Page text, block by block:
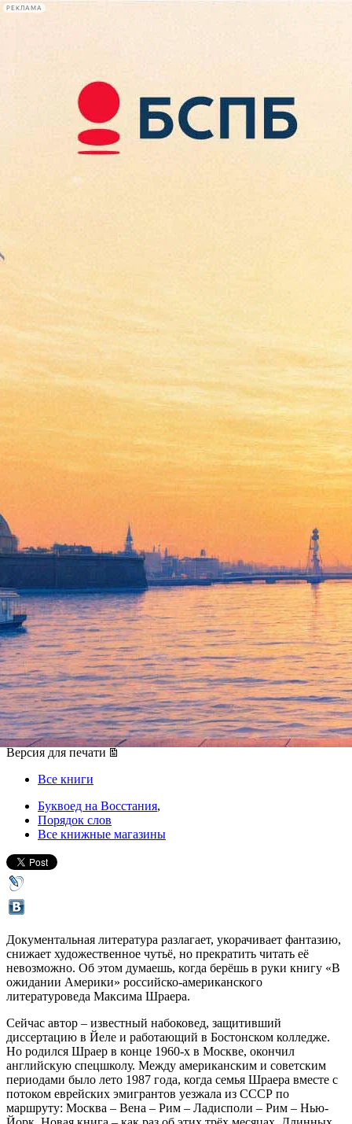
РЕКЛАМА
Сегодня:
2026.08.07
10:39
Афиша Plus
Петербуржцам расскажут,
как евреи эмигрировали из
СССР
25 июня 2016, суббота-01 июля 2016, пятница
Версия для печати
Все книги
Буквоед на Восстания,
Порядок слов
Все книжные магазины
Документальная литература разлагает, укорачивает фантазию,
снижает художественное чутьё, но прекратить читать её
невозможно. Об этом думаешь, когда берёшь в руки книгу «В
ожидании Америки» российско-американского
литературоведа Максима Шраера.
Сейчас автор – известный набоковед, защитивший
диссертацию в Йеле и работающий в Бостонском колледже.
Но родился Шраер в конце 1960-х в Москве, окончил
английскую спецшколу. Между американским и советским
периодами было лето 1987 года, когда семья Шраера вместе с
потоком еврейских эмигрантов уезжала из СССР по
маршруту: Москва – Вена – Рим – Ладисполи – Рим – Нью-